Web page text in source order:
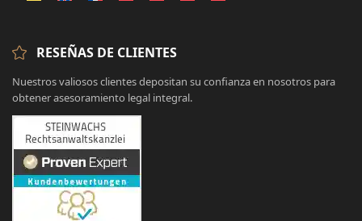
RESEÑAS DE CLIENTES
Nuestros valiosos clientes depositan su confianza en nosotros para
obtener asesoramiento legal integral.